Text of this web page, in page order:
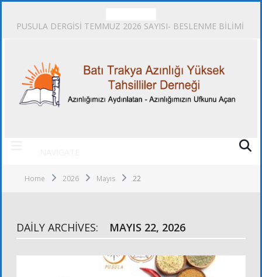
PUSULA DERGİSİ TEMMUZ 2026 SAYISI- BESLENME BİLİMİ
Home 2026 Mayıs 22
DAILY ARCHIVES: MAYIS 22, 2026